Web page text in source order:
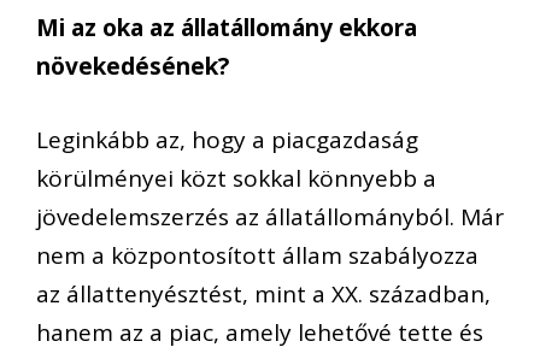
Mi az oka az állatállomány ekkora
növekedésének?
Leginkább az, hogy a piacgazdaság
körülményei közt sokkal könnyebb a
jövedelemszerzés az állatállományból. Már
nem a központosított állam szabályozza
az állattenyésztést, mint a XX. században,
hanem az a piac, amely lehetővé tette és